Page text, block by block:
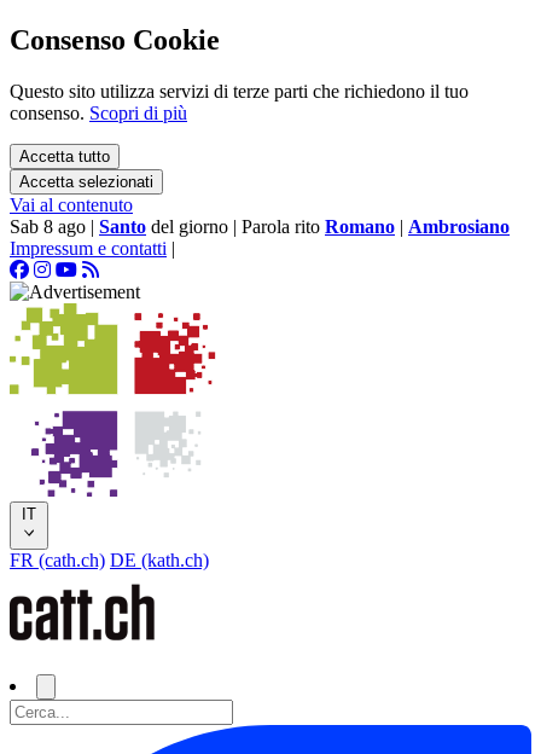
Consenso Cookie
Questo sito utilizza servizi di terze parti che richiedono il tuo
consenso. Scopri di più
Accetta tutto
Accetta selezionati
Vai al contenuto
Sab 8 ago | Santo del giorno | Parola rito Romano | Ambrosiano
Impressum e contatti |
IT
FR (cath.ch) DE (kath.ch)